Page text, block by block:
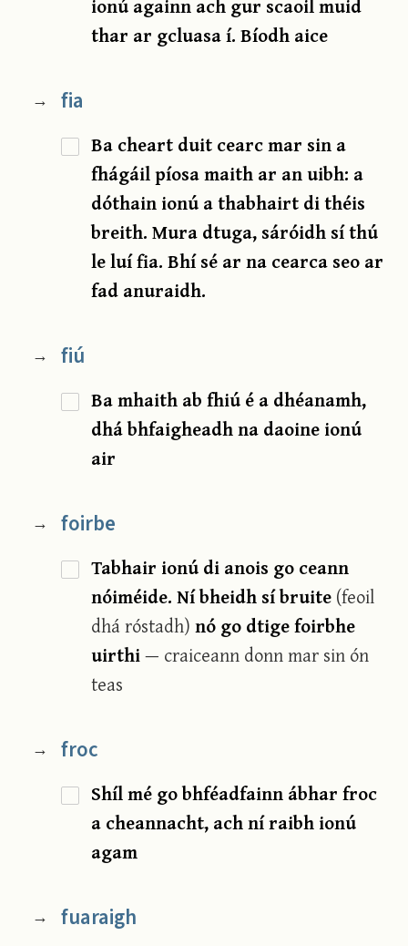
ionú againn ach gur scaoil muid
thar ar gcluasa í. Bíodh aice
→ fia
Ba cheart duit cearc mar sin a
fhágáil píosa maith ar an uibh: a
dóthain ionú a thabhairt di théis
breith. Mura dtuga, sáróidh sí thú
le luí fia. Bhí sé ar na cearca seo ar
fad anuraidh.
→ fiú
Ba mhaith ab fhiú é a dhéanamh,
dhá bhfaigheadh na daoine ionú
air
→ foirbe
Tabhair ionú di anois go ceann
nóiméide. Ní bheidh sí bruite(feoil
dhá róstadh)nó go dtige foirbhe
uirthi— craiceann donn mar sin ón
teas
→ froc
Shíl mé go bhféadfainn ábhar froc
a cheannacht, ach ní raibh ionú
agam
→ fuaraigh